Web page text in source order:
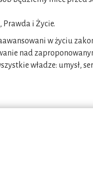
Prawda i Życie.
w życiu
nad
władze: umysł,